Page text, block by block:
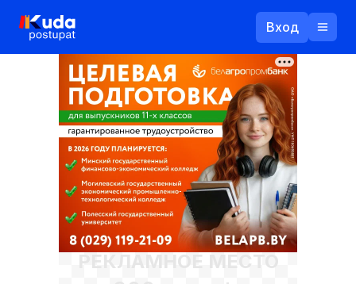
Вход
Логин
Пароль
Забыли пароль?
Назад
Ваш email
РЕКЛАМНОЕ МЕСТО